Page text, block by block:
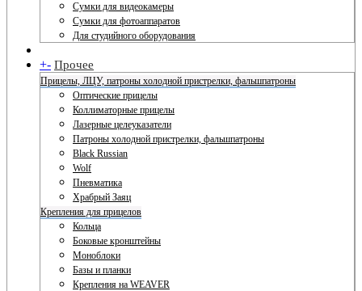
Сумки для видеокамеры
Сумки для фотоаппаратов
Для студийного оборудования
+- Прочее
Прицелы, ЛЦУ, патроны холодной пристрелки, фальшпатроны
Оптические прицелы
Коллиматорные прицелы
Лазерные целеуказатели
Патроны холодной пристрелки, фальшпатроны
Black Russian
Wolf
Пневматика
Храбрый Заяц
Крепления для прицелов
Кольца
Боковые кронштейны
Моноблоки
Базы и планки
Крепления на WEAVER